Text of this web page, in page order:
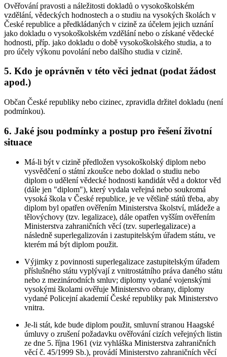
Ověřování pravosti a náležitosti dokladů o vysokoškolském
vzdělání, vědeckých hodnostech a o studiu na vysokých školách v
České republice a předkládaných v cizině za účelem jejich uznání
jako dokladu o vysokoškolském vzdělání nebo o získané vědecké
hodnosti, příp. jako dokladu o době vysokoškolského studia, a to
pro účely výkonu povolání nebo dalšího studia v cizině.
5. Kdo je oprávněn v této věci jednat (podat žádost
apod.)
Občan České republiky nebo cizinec, zpravidla držitel dokladu (není
podmínkou).
6. Jaké jsou podmínky a postup pro řešení životní
situace
Má-li být v cizině předložen vysokoškolský diplom nebo
vysvědčení o státní zkoušce nebo doklad o studiu nebo
diplom o udělení vědecké hodnosti kandidát věd a doktor věd
(dále jen "diplom"), který vydala veřejná nebo soukromá
vysoká škola v České republice, je ve většině států třeba, aby
diplom byl opatřen ověřením Ministerstva školství, mládeže a
tělovýchovy (tzv. legalizace), dále opatřen vyšším ověřením
Ministerstva zahraničních věcí (tzv. superlegalizace) a
následně superlegalizován i zastupitelským úřadem státu, ve
kterém má být diplom použit.
Výjimky z povinnosti superlegalizace zastupitelským úřadem
příslušného státu vyplývají z vnitrostátního práva daného státu
nebo z mezinárodních smluv; diplomy vydané vojenskými
vysokými školami ověřuje Ministerstvo obrany, diplomy
vydané Policejní akademií České republiky pak Ministerstvo
vnitra.
Je-li stát, kde bude diplom použit, smluvní stranou Haagské
úmluvy o zrušení požadavku ověřování cizích veřejných listin
ze dne 5. října 1961 (viz vyhláška Ministerstva zahraničních
věcí č. 45/1999 Sb.), provádí Ministerstvo zahraničních věcí